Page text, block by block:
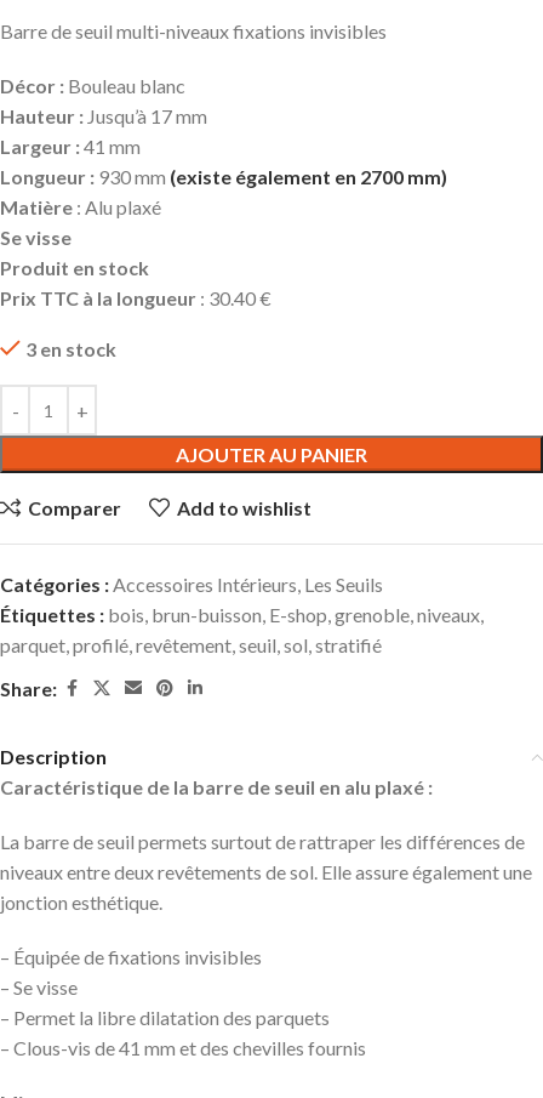
Barre de seuil multi-niveaux fixations invisibles
Décor : Bouleau blanc
Hauteur : Jusqu’à 17 mm
Largeur :41 mm
Longueur : 930 mm (existe également en 2700 mm)
Matière : Alu plaxé
Se visse
Produit en stock
Prix TTC à la longueur : 30.40 €
3 en stock
AJOUTER AU PANIER
Comparer Add to wishlist
Catégories :Accessoires Intérieurs, Les Seuils
Étiquettes : bois, brun-buisson, E-shop,grenoble,niveaux,
parquet,profilé,revêtement,seuil,sol,stratifié
Share:
Description
Caractéristique de la barre de seuil en alu plaxé :
La barre de seuil permets surtout de rattraper les différences de
niveaux entre deux revêtements de sol. Elle assure également une
jonction esthétique.
– Équipée de fixations invisibles
– Se visse
– Permet la libre dilatation des parquets
– Clous-vis de 41 mm et des chevilles fournis